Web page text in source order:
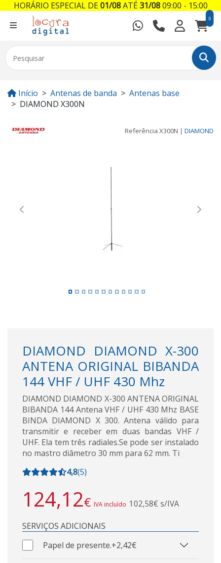
0
Início Antenas de banda
Antenas base
DIAMOND X300N
Referência X300N | DIAMOND
Previous Next
DIAMOND DIAMOND X-300
ANTENA ORIGINAL BIBANDA
144 VHF / UHF 430 Mhz
DIAMOND DIAMOND X-300 ANTENA ORIGINAL
BIBANDA 144 Antena VHF / UHF 430 Mhz BASE
BINDA DIAMOND X 300. Antena válido para
transmitir e receber em duas bandas VHF /
UHF. Ela tem três radiales.Se pode ser instalado
no mastro diâmetro 30 mm para 62 mm. Ti
4,8(5)
124,12€ IVA incluído 102,58€ s/IVA
SERVIÇOS ADICIONAIS
Papel de presente.+2,42€
HORÁRIO ESPECIAL DE01/08ATÉ31/0809:00 - 15:00